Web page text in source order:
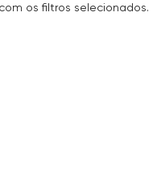
os filtros selecionados.